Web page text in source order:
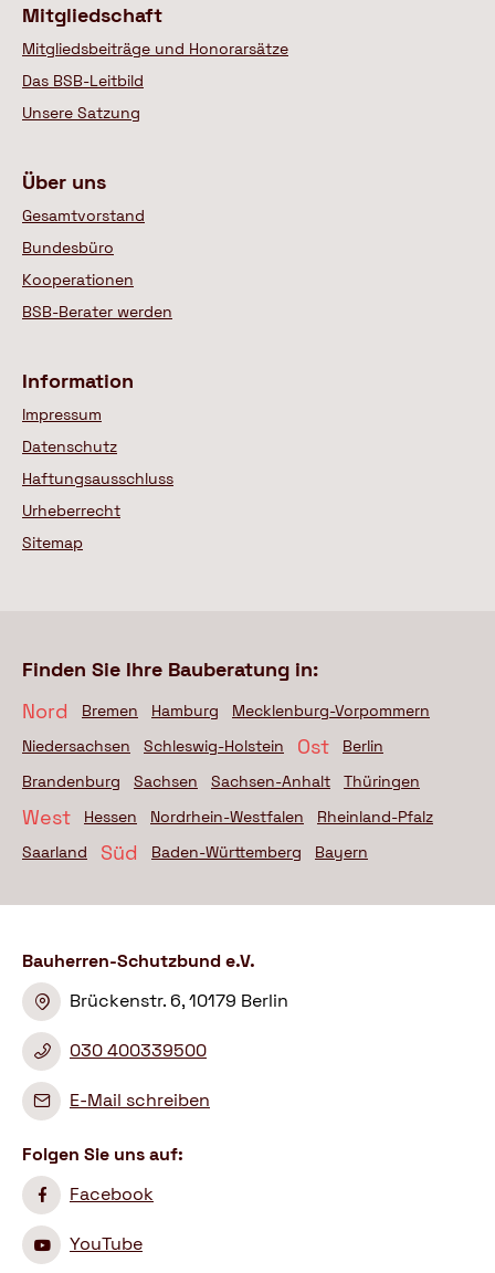
Mitgliedschaft
Mitgliedsbeiträge und Honorarsätze
Das BSB-Leitbild
Unsere Satzung
Über uns
Gesamtvorstand
Bundesbüro
Kooperationen
BSB-Berater werden
Information
Impressum
Datenschutz
Haftungsausschluss
Urheberrecht
Sitemap
Finden Sie Ihre Bauberatung in:
Nord
Bremen Hamburg
Mecklenburg-Vorpommern
Niedersachsen
Schleswig-Holstein Ost
Berlin
Brandenburg
Sachsen Sachsen-Anhalt Thüringen
West Hessen Nordrhein-Westfalen
Rheinland-Pfalz
Saarland
Süd Baden-Württemberg Bayern
Bauherren-Schutzbund e.V.
Brückenstr. 6, 10179 Berlin
030 400339500
E-Mail schreiben
Folgen Sie uns auf:
Facebook
YouTube